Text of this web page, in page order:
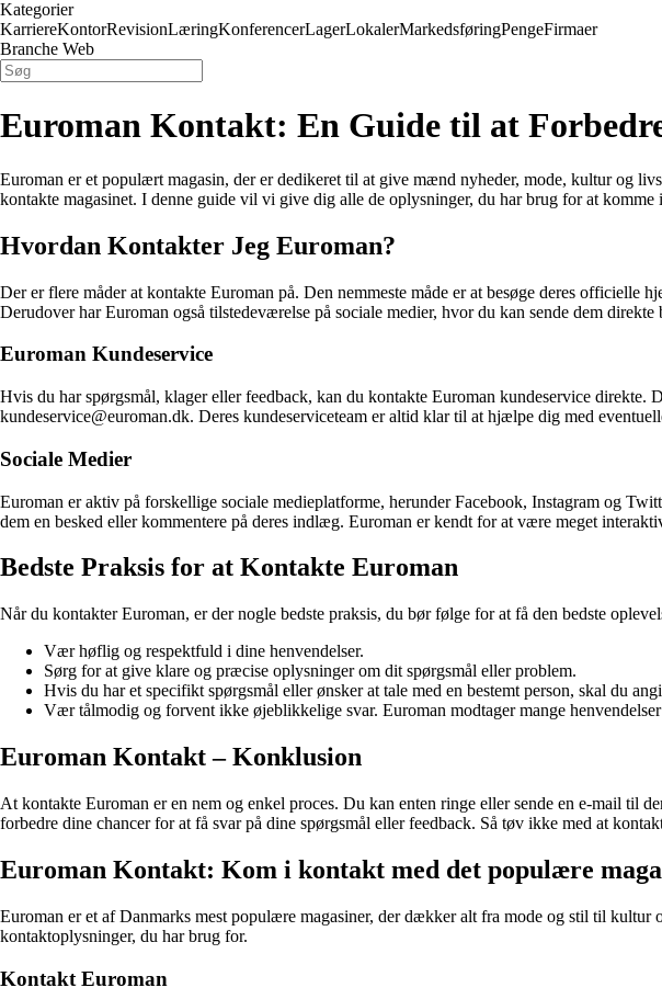
Kategorier
KarriereKontorRevisionLæringKonferencerLagerLokalerMarkedsføringPengeFirmaer
Branche Web
Euroman Kontakt: En Guide til at
Euroman er et populært magasin, der er dedikeret til at give mænd nyheder, mode, kultur og
kontakte magasinet. I denne guide vil vi give dig alle de oplysninger, du har brug for at
Hvordan Kontakter Jeg Euroman?
Der er flere måder at kontakte Euroman på. Den nemmeste måde er at besøge deres officielle
Derudover har Euroman også tilstedeværelse på sociale medier, hvor du kan sende dem
Euroman Kundeservice
Hvis du har spørgsmål, klager eller feedback, kan du kontakte Euroman kundeservice
kundeservice@euroman.dk. Deres kundeserviceteam er altid klar til at hjælpe dig med
Sociale Medier
Euroman er aktiv på forskellige sociale medieplatforme, herunder Facebook, Instagram og
dem en besked eller kommentere på deres indlæg. Euroman er kendt for at være meget
Bedste Praksis for at Kontakte Euroman
Når du kontakter Euroman, er der nogle bedste praksis, du bør følge for at få den bedste
Vær høflig og respektfuld i dine henvendelser.
Sørg for at give klare og præcise oplysninger om dit spørgsmål eller problem.
Hvis du har et specifikt spørgsmål eller ønsker at tale med en bestemt person, skal du
Vær tålmodig og forvent ikke øjeblikkelige svar. Euroman modtager mange
Euroman Kontakt – Konklusion
At kontakte Euroman er en nem og enkel proces. Du kan enten ringe eller sende en e-mail til
forbedre dine chancer for at få svar på dine spørgsmål eller feedback. Så tøv ikke med at
Euroman Kontakt: Kom i kontakt med det populære
Euroman er et af Danmarks mest populære magasiner, der dækker alt fra mode og stil til
kontaktoplysninger, du har brug for.
Kontakt Euroman